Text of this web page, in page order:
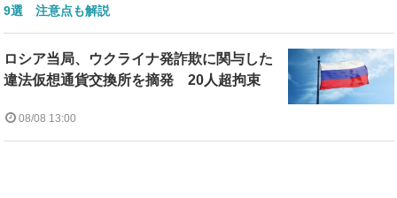
9選 注意点も解説
ロシア当局、ウクライナ発詐欺に関与した
違法仮想通貨交換所を摘発 20人超拘束
08/08 13:00